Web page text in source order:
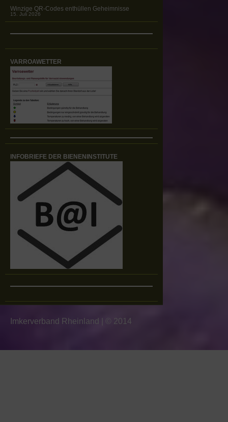
Winzige QR-Codes enthüllen Geheimnisse
15. Juli 2026
VARROAWETTER
INFOBRIEFE DER BIENENINSTITUTE
Imkerverband Rheinland © 2014